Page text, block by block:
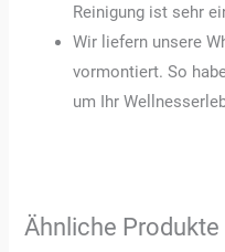
Reinigung ist sehr
Wir liefern unsere
vormontiert. So
um Ihr
Ähnliche Produkte